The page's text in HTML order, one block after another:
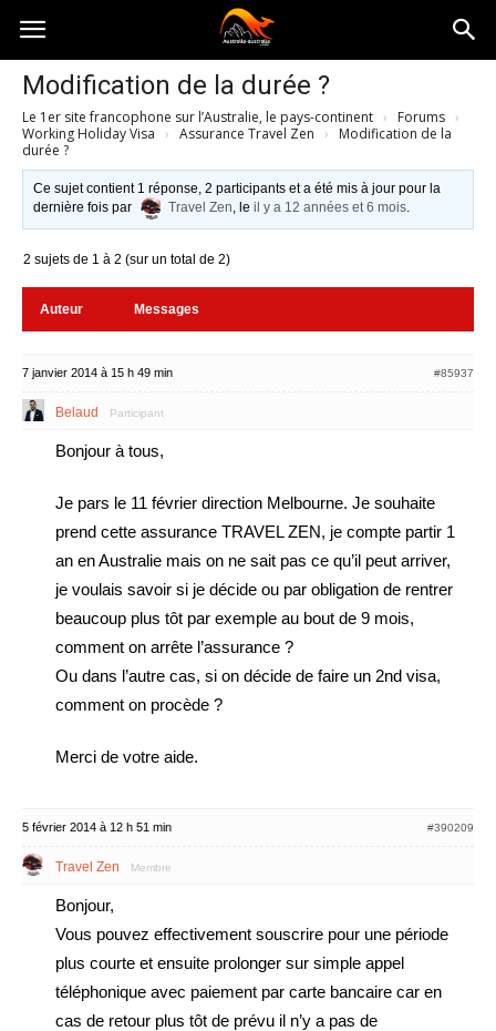
Australia-
australie.com
Modification de la durée ?
Le 1er site francophone sur l’Australie, le pays-continent › Forums ›
Working Holiday Visa › Assurance Travel Zen ›
Modification de la
durée ?
Ce sujet contient 1 réponse, 2 participants et a été mis à jour pour la
dernière fois par
Travel Zen, leil y a 12 années et 6 mois.
2 sujets de 1 à 2 (sur un total de 2)
Auteur Messages
7 janvier 2014 à 15 h 49 min #85937
Belaud Participant
Bonjour à tous,
Je pars le 11 février direction Melbourne. Je souhaite
prend cette assurance TRAVEL ZEN, je compte partir 1
an en Australie mais on ne sait pas ce qu’il peut arriver,
je voulais savoir si je décide ou par obligation de rentrer
beaucoup plus tôt par exemple au bout de 9 mois,
comment on arrête l’assurance ?
Ou dans l’autre cas, si on décide de faire un 2nd visa,
comment on procède ?
Merci de votre aide.
5 février 2014 à 12 h 51 min #390209
Travel Zen Membre
Bonjour,
Vous pouvez effectivement souscrire pour une période
plus courte et ensuite prolonger sur simple appel
téléphonique avec paiement par carte bancaire car en
cas de retour plus tôt de prévu il n’y a pas de